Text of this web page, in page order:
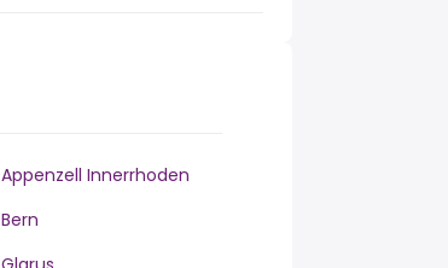
Appenzell Innerrhoden
Bern